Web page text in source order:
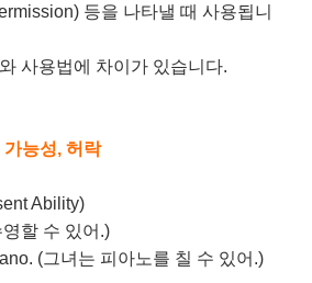
등을 나타낼 때 사용됩니
사용법에 차이가 있습니다.
능성, 허락
Ability)
영할 수 있어.)
(그녀는 피아노를 칠 수 있어.)